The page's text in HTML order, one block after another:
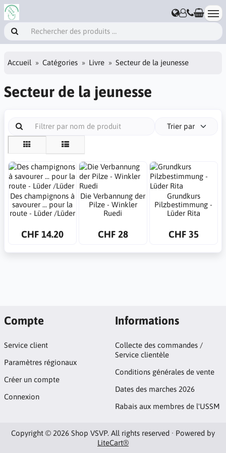
Accueil Catégories Livre Secteur de la jeunesse
Secteur de la jeunesse
Trier par
Des champignons à
savourer ... pour la
route - Lüder /Lüder
CHF 14.20
Die Verbannung der
Pilze - Winkler
Ruedi
CHF 28
Grundkurs
Pilzbestimmung -
Lüder Rita
CHF 35
Compte
Service client
Paramètres régionaux
Créer un compte
Connexion
Informations
Collecte des commandes /
Service clientèle
Conditions générales de vente
Dates des marches 2026
Rabais aux membres de l'USSM
Copyright © 2026 Shop VSVP. All rights reserved · Powered by
LiteCart®